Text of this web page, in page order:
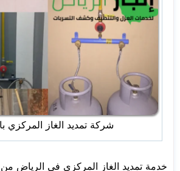
شركة تمديد الغاز المركزي
خدمة تمديد الغاز المركزي في الرياض من